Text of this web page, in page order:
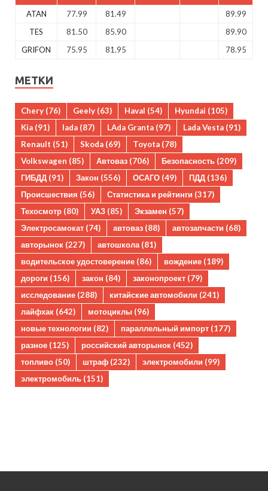
ATAN 77.99 81.49
89.99
TES
81.50 85.90
89.90
GRIFON
75.95 81.95 78.95
МЕТКИ
Chery (76) Geely (63) Haval (54) Hyundai (105)
Kia (91) lada (87) LAda Granta (97) Lada Vesta (91)
Renault (51) Skoda (69) Toyota (78)
Volkswagen (85) Автоваз (706) Безопасность (209)
ГИБДД (91) Закон (556) ОСАГО (49) ПДД (136)
Происшествия (56) Статистика и рейтинги (317)
Техосмотр (80) УАЗ (85) Экзамен (57)
Электросамокат (74) автоваз (88) автозапчасти (68)
авторынок (227) автошкола(81)
водительское удостоверение (86) вождение (189)
дороги (156) закон (84) законопроект (79)
исследование (288) китайские автомобили (241)
лайфхак (642) мотоциклы (96)
новые технологии (82) параллельный импорт (177)
разное (125) российский авторынок (452)
топливо (50) штраф (232) электромобили (99)
электромобиль (151)